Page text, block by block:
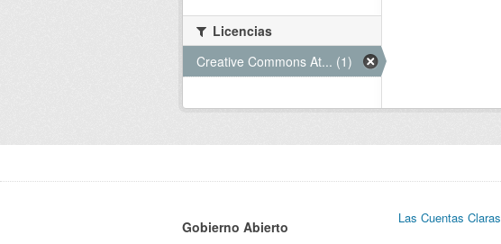
Licencias
Creative Commons At... (1)
Gobierno Abierto
Las Cuentas Claras